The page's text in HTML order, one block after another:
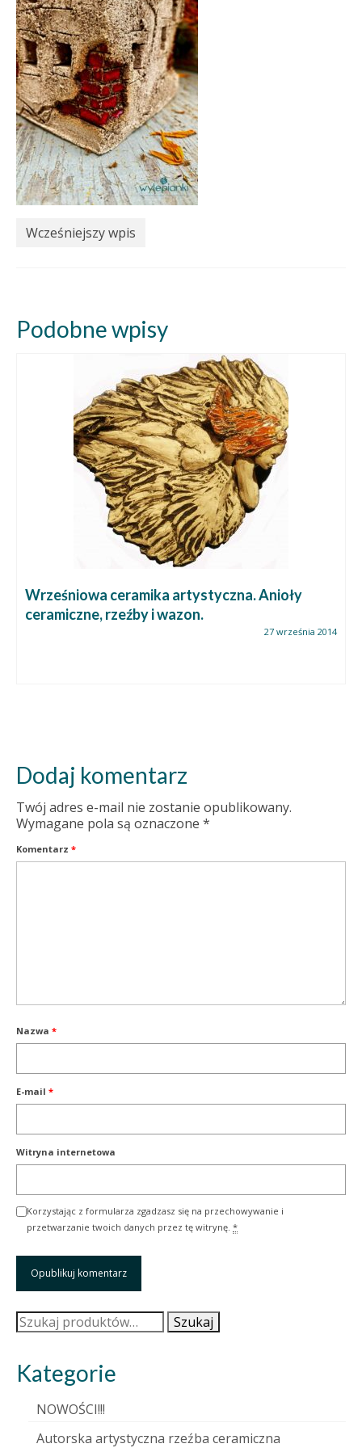
Wcześniejszy wpis
Podobne wpisy
Wrześniowa ceramika artystyczna. Anioły
ceramiczne, rzeźby i wazon.
27 września 2014
Dodaj komentarz
Twój adres e-mail nie zostanie opublikowany.
Wymagane pola są oznaczone *
Komentarz *
Nazwa *
E-mail *
Witryna internetowa
Korzystając z formularza zgadzasz się na przechowywanie i
przetwarzanie twoich danych przez tę witrynę. *
Szukaj: Szukaj
Kategorie
NOWOŚCI!!!
Autorska artystyczna rzeźba ceramiczna